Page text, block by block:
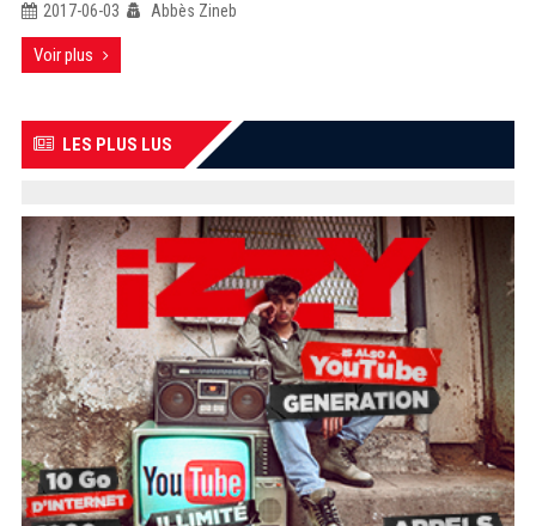
2017-06-03 Abbès Zineb
Voir plus
LES PLUS LUS